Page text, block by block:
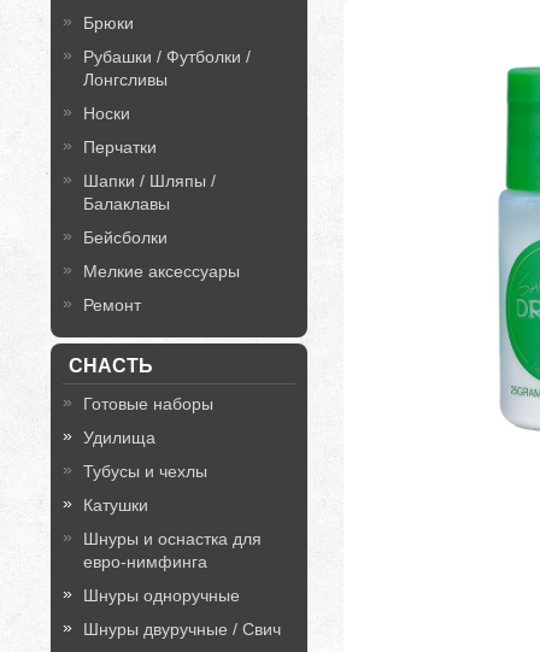
Брюки
Рубашки / Футболки /
Лонгсливы
Носки
Перчатки
Шапки / Шляпы /
Балаклавы
Бейсболки
Мелкие аксессуары
Ремонт
СНАСТЬ
Готовые наборы
Удилища
Тубусы и чехлы
Катушки
Шнуры и оснастка для
евро-нимфинга
Шнуры одноручные
Шнуры двуручные / Свич